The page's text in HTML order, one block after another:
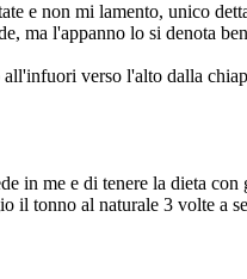
e non mi lamento, unico
ma l'appanno lo si denota
verso l'alto dalla
in me e di tenere la dieta
il tonno al naturale 3 volte a